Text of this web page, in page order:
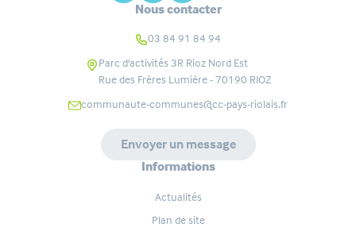
Nous contacter
03 84 91 84 94
Parc d'activités 3R Rioz Nord Est
Rue des Frères Lumière - 70190 RIOZ
communaute-communes@cc-pays-riolais.fr
Envoyer un message
Informations
Actualités
Plan de site